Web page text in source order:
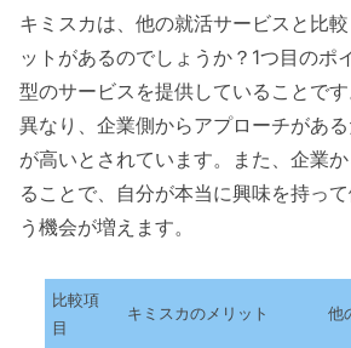
キミスカは、他の就活サービスと比
ットがあるのでしょうか？1つ目のポ
型のサービスを提供していることで
異なり、企業側からアプローチがあ
が高いとされています。また、企業
ることで、自分が本当に興味を持っ
う機会が増えます。
比較項
目
キミスカのメリット 他